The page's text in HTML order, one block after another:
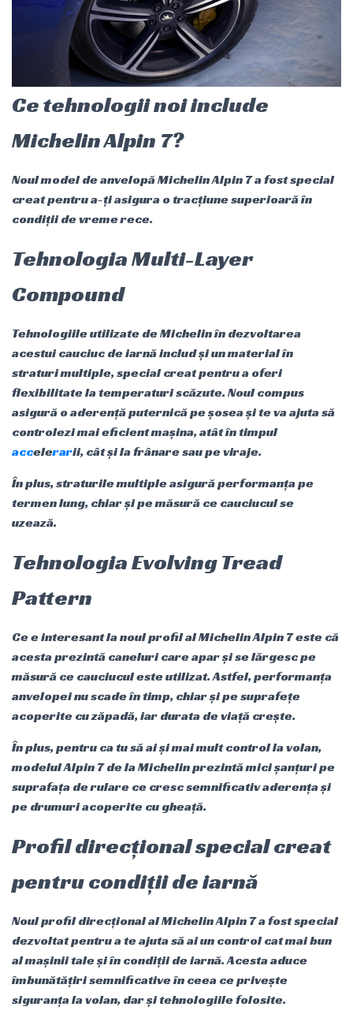
Ce tehnologii noi include
Michelin Alpin 7?
Noul model de anvelopă Michelin Alpin 7 a fost special
creat pentru a-ți asigura o tracțiune superioară în
condiții de vreme rece.
Tehnologia Multi-Layer
Compound
Tehnologiile utilizate de Michelin în dezvoltarea
acestui cauciuc de iarnă includ și un material în
straturi multiple, special creat pentru a oferi
flexibilitate la temperaturi scăzute. Noul compus
asigură o aderență puternică pe șosea și te va ajuta să
controlezi mai eficient mașina, atât în timpul
accelerarii, cât și la frânare sau pe viraje.
În plus, straturile multiple asigură performanța pe
termen lung, chiar și pe măsură ce cauciucul se
uzează.
Tehnologia Evolving Tread
Pattern
Ce e interesant la noul profil al Michelin Alpin 7 este că
acesta prezintă caneluri care apar și se lărgesc pe
măsură ce cauciucul este utilizat. Astfel, performanța
anvelopei nu scade în timp, chiar și pe suprafețe
acoperite cu zăpadă, iar durata de viață crește.
În plus, pentru ca tu să ai și mai mult control la volan,
modelul Alpin 7 de la Michelin prezintă mici șanțuri pe
suprafața de rulare ce cresc semnificativ aderența și
pe drumuri acoperite cu gheață.
Profil direcțional special creat
pentru condiții de iarnă
Noul profil direcțional al Michelin Alpin 7 a fost special
dezvoltat pentru a te ajuta să ai un control cat mai bun
al mașinii tale și în condiții de iarnă. Acesta aduce
îmbunătățiri semnificative în ceea ce privește
siguranța la volan, dar și tehnologiile folosite.